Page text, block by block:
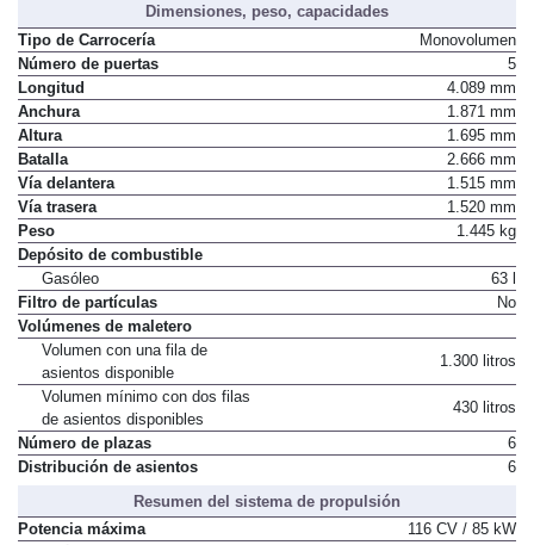
Dimensiones, peso, capacidades
Tipo de Carrocería
Monovolumen
Número de puertas
5
Longitud
4.089 mm
Anchura
1.871 mm
Altura
1.695 mm
Batalla
2.666 mm
Vía delantera
1.515 mm
Vía trasera
1.520 mm
Peso
1.445 kg
Depósito de combustible
Gasóleo
63 l
Filtro de partículas
No
Volúmenes de maletero
Volumen con una fila de
asientos disponible
1.300 litros
Volumen mínimo con dos filas
de asientos disponibles
430 litros
Número de plazas
6
Distribución de asientos
6
Resumen del sistema de propulsión
Potencia máxima
116 CV / 85 kW